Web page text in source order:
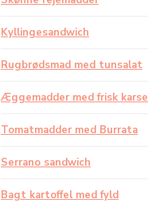
Kyllingesandwich
Rugbrødsmad med tunsalat
Æggemadder med frisk karse
Tomatmadder med Burrata
Serrano sandwich
Bagt kartoffel med fyld